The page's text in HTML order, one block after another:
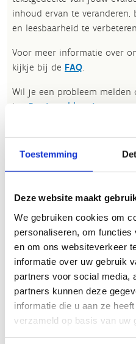
Toestemming
Deze website maakt
We gebruiken cookies om
personaliseren, om
en om ons websiteverkeer
informatie over uw gebruik
partners voor social media,
partners kunnen deze
informatie die u aan ze
verzameld op basis van uw
inhoud ervan te
en leesbaarheid te
Voor meer informatie over
kijkje bij de FAQ.
Wil je een probleem melden
het Routemeldpunt
ALGEMENE BEOORDELING *
slecht goed
FYSIEKE INSPANNING
licht zwaar
TECHNISCHE MOEILIJKHEIDSGRAAD